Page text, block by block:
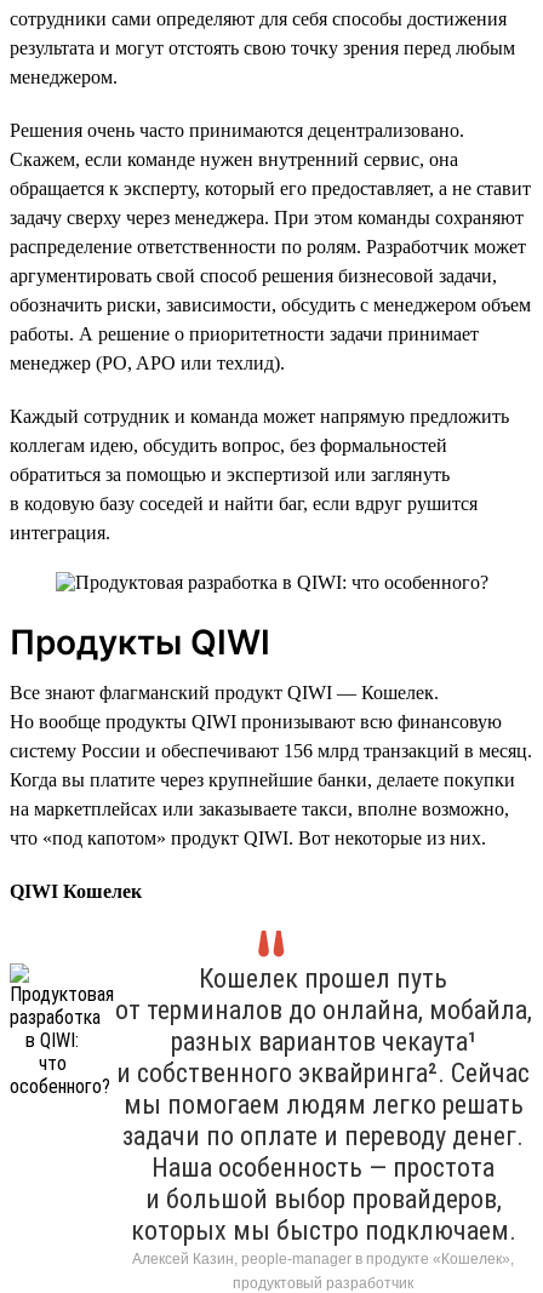
сотрудники сами определяют для себя способы достижения
результата и могут отстоять свою точку зрения перед любым
менеджером.
Решения очень часто принимаются децентрализовано.
Скажем, если команде нужен внутренний сервис, она
обращается к эксперту, который его предоставляет, а не ставит
задачу сверху через менеджера. При этом команды сохраняют
распределение ответственности по ролям. Разработчик может
аргументировать свой способ решения бизнесовой задачи,
обозначить риски, зависимости, обсудить с менеджером объем
работы. А решение о приоритетности задачи принимает
менеджер (PO, APO или техлид).
Каждый сотрудник и команда может напрямую предложить
коллегам идею, обсудить вопрос, без формальностей
обратиться за помощью и экспертизой или заглянуть
в кодовую базу соседей и найти баг, если вдруг рушится
интеграция.
Продукты QIWI
Все знают флагманский продукт QIWI — Кошелек.
Но вообще продукты QIWI пронизывают всю финансовую
систему России и обеспечивают 156 млрд транзакций в месяц.
Когда вы платите через крупнейшие банки, делаете покупки
на маркетплейсах или заказываете такси, вполне возможно,
что «под капотом» продукт QIWI. Вот некоторые из них.
QIWI Кошелек
Кошелек прошел путь
от терминалов до онлайна, мобайла,
разных вариантов чекаута¹
и собственного эквайринга². Сейчас
мы помогаем людям легко решать
задачи по оплате и переводу денег.
Наша особенность — простота
и большой выбор провайдеров,
которых мы быстро подключаем.
Алексей Казин, people-manager в продукте «Кошелек»,
продуктовый разработчик